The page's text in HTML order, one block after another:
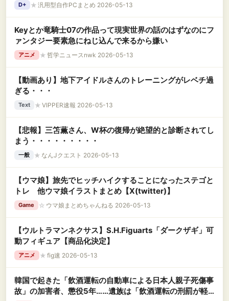
D+ ★ 汎用型自作PCまとめ 2026-05-13
Keyとか竜騎士07の作品って現実世界の話のはずなのにフ
ァンタジー要素急にねじ込んで来るから嫌い
アニメ ★ 哲学ニュースnwk 2026-05-13
【動画あり】地下アイドルさんのトレーニングがレベチ過
ぎる・・・
Text ★ VIPPER速報 2026-05-13
【悲報】三笘薫さん、W杯の復帰が絶望的と診断されてし
まう・・・・・・・・・
一般 ★ なんJクエスト 2026-05-13
【ウマ娘】旅先でヒッチハイクすることになったステゴと
トレ 他ウマ娘イラストまとめ【X(twitter)】
Game ☆ ウマ娘まとめちゃんねる 2026-05-13
【ウルトラマンネクサス】S.H.Figuarts「ダークザギ」可
動フィギュア【商品化決定】
アニメ ★ fig速 2026-05-13
韓国で起きた「飲酒運転の自動車による日本人親子死傷事
故」の加害者、懲役5年……遺族は「飲酒運転の刑罰が軽